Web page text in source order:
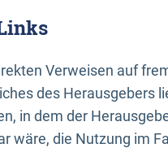
Verweisen auf
des Herausgebers
in dem der
wäre, die Nutzung im